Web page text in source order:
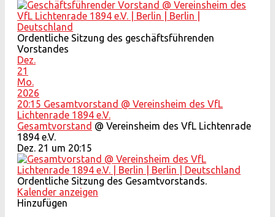
Ordentliche Sitzung des geschäftsführenden
Vorstandes
Dez.
21
Mo.
2026
20:15 Gesamtvorstand @ Vereinsheim des VfL
Lichtenrade 1894 e.V.
Gesamtvorstand @ Vereinsheim des VfL Lichtenrade
1894 e.V.
Dez. 21 um 20:15
Ordentliche Sitzung des Gesamtvorstands.
Kalender anzeigen
Hinzufügen